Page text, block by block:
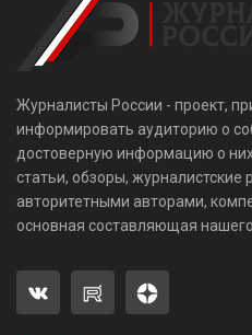
Журналисты России - проект,
информировать аудиторию о
достоверную информацию о
статьи, обзоры,
авторитетными авторами,
основная составляющая